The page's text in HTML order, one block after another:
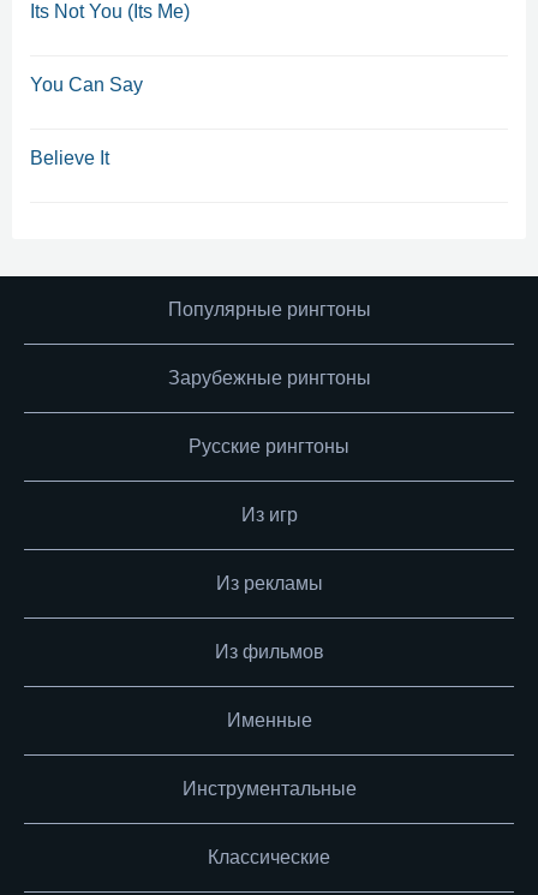
Its Not You (Its Me)
You Can Say
Believe It
Популярные рингтоны
Зарубежные рингтоны
Русские рингтоны
Из игр
Из рекламы
Из фильмов
Именные
Инструментальные
Классические